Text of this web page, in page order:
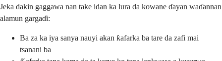
Jeka dakin gaggawa nan take idan ka lura da kowane ɗayan waɗannan
alamun gargaɗi:
Ba za ka iya sanya nauyi akan ƙafarka ba tare da zafi mai
tsanani ba